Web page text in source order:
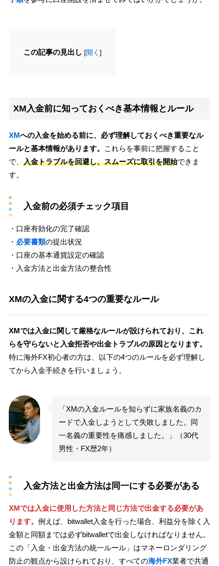
この記事の見出し [開く ]
XM入金前に知っておくべき基本情報とルール
XMへの入金を始める前に、必ず理解しておくべき重要なル
ールと基本情報があります。
これらを事前に把握すること
で、 入金トラブルを回避し、スムーズに取引を開始できま
す。
入金前の必須チェック項目
・口座有効化の完了確認
・ 必要書類の提出状況
・口座の基本通貨設定の確認
・入金方法と出金方法の整合性
XMの入金に関する4つの重要なルール
XMでは入金に関して厳格なルールが設けられており、これ
らを守らないと入金拒否や出金トラブルの原因となります。
特に海外FX初心者の方は、以下の4つのルールを必ず理解し
てから入金手続きを行いましょう。
「XMの入金ルールを知らずに家族名義のカ
ードで入金しようとして失敗しました。同
一名義の重要性を痛感しました。」（30代
男性・FX歴2年）
入金方法と出金方法は同一にする必要がある
XMでは入金に使用した方法と同じ方法で出金する必要があ
ります。 例えば、bitwallet入金を行った場合、利益分を除く入
金額と同額までは必ずbitwalletで出金しなければなりません。
この「入金・出金方法の統一ルール」はマネーロンダリング
防止の観点から設けられており、すべての海外FX業者で共通